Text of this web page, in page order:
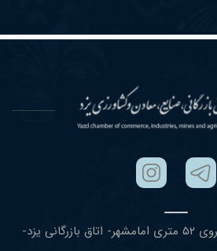
یزد- بلوار ١٧ شهریور- روبروی ۵٢ متری امامشهر- اتاق بازرگانی یزد-